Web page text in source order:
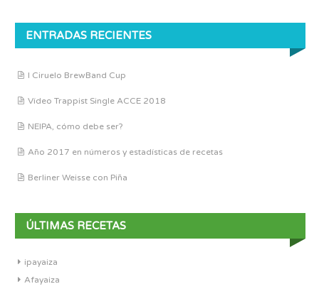
ENTRADAS RECIENTES
I Ciruelo BrewBand Cup
Vídeo Trappist Single ACCE 2018
NEIPA, cómo debe ser?
Año 2017 en números y estadísticas de recetas
Berliner Weisse con Piña
ÚLTIMAS RECETAS
ipayaiza
Afayaiza